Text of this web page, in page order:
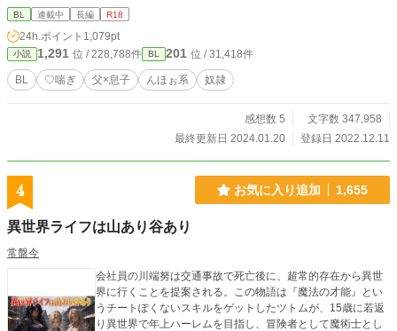
た。 ＜説明＆注意点＞ 父×息子。近親相姦。ストーリー性０。エロ中心。ソフ
トＳＭ傾向。 設定も深くありませんので、血の繋がりもそれほど気にせずとも
読めるかも。 素人作品のため、作者の気分次第で視点が急に変わったり、文体
が変わる傾向があります。特にエロ文章を試行錯誤中。 誤字脱字、話中の矛
盾、変態プレイなど気になら方はどうぞ頭からっぽにして読んでください。 ＜
キャラクター覚書＞ ●父：御主人様。40代。Ｓっ気あり。年齢に見合わず絶倫。
る。 息子を育てるために、在宅で出来る仕事をし、家事全般にも優秀。 ●息
子：大学生。20代。快感に弱く流されやすい。父限定で淫乱ビッチ奴隷。物心
「俺」と呼ぶが、えっちな状況や気分になると「父さん」「僕」と無意識に呼び
方が変わる。 ●母（故人）：作中にはほぼ出ませんが、息子が小学生の頃、病気
母。
BL 連載中 長編 R18
24h.ポイント 1,079pt
小説 1,291 位 / 228,788件 BL 201 位 / 31,418件
BL ♡喘ぎ 父×息子 んほぉ系 奴隷
感想数 5
文字数 347,958
最終更新日 2024.01.20
登録日 2022.12.11
4 お気に入り追加 1,655
異世界ライフは山あり谷あり
常盤今
会社員の川端努は交通事故で死亡後に、超常的存在から異世
界に行くことを提案される。この物語は『魔法の才能』とい
うチートぽくないスキルをゲットしたツトムが、15歳に若返
り異世界で年上ハーレムを目指し、冒険者として魔術士とし